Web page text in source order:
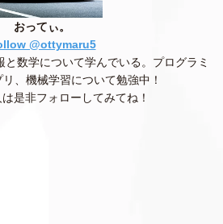
おってぃ。
@ottymaru5
数学について学んでいる。プログラミ
、機械学習について勉強中！
是非フォローしてみてね！